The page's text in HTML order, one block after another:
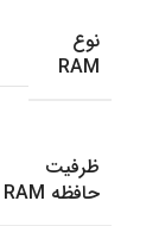
نوع
RAM
ظرفیت
حافظه RAM